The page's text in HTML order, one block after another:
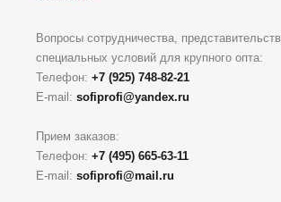
Вопросы сотрудничества,
специальных условий для крупного опта:
Телефон: +7 (925) 748-82-21
E-mail: sofiprofi@yandex.ru
Прием заказов:
Телефон: +7 (495) 665-63-11
E-mail: sofiprofi@mail.ru